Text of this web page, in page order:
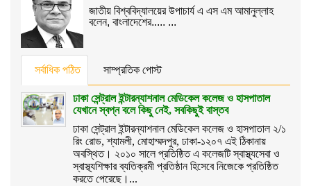
জাতীয় বিশ্ববিদ্যালয়ের উপাচার্য এ এস এম আমানুল্লাহ
বলেন, বাংলাদেশের..... ...
সর্বাধিক পঠিত সাম্প্রতিক পোস্ট
ঢাকা সেন্ট্রাল ইন্টারন্যাশনাল মেডিকেল কলেজ ও হাসপাতাল
যেখানে স্বপ্ন বলে কিছু নেই, সবকিছুই বাস্তব
ঢাকা সেন্ট্রাল ইন্টারন্যাশনাল মেডিকেল কলেজ ও হাসপাতাল ২/১
রিং রোড, শ্যামলী, মোহাম্মদপুর, ঢাকা-১২০৭ এই ঠিকানায়
অবস্থিত। ২০১০ সালে প্রতিষ্ঠিত এ কলেজটি স্বাস্থ্যসেবা ও
স্বাস্থ্যশিক্ষার ব্যতিক্রমী প্রতিষ্ঠান হিসেবে নিজেকে প্রতিষ্ঠিত
করতে পেরেছে।...